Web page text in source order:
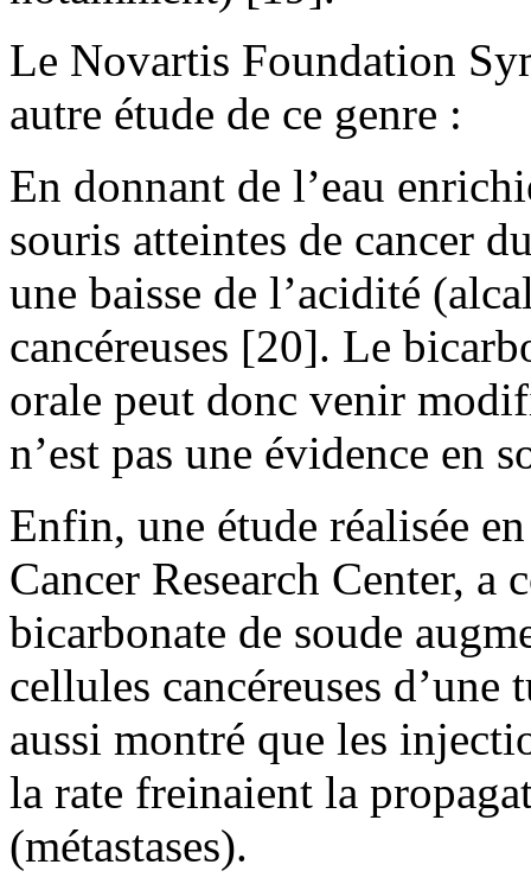
Le Novartis Foundation
autre étude de ce genre :
En donnant de l’eau
souris atteintes de cancer
une baisse de l’acidité
cancéreuses [20]. Le
orale peut donc venir
n’est pas une évidence en
Enfin, une étude réalisée
Cancer Research Center, a
bicarbonate de soude
cellules cancéreuses
aussi montré que les
la rate freinaient la
(métastases).